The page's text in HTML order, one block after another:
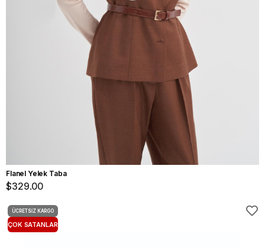
Flanel Yelek Taba
$329.00
ÜCRETSIZ KARGO
ÇOK SATANLAR